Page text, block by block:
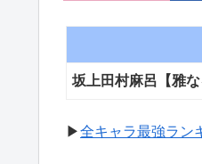
坂上田村麻呂【雅な
▶︎全キャラ最強ラン